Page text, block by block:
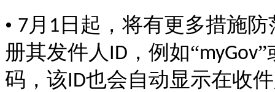
• 7月 1 日起，将有更多措施
册其发件人 ID ，例如“myGov”
码，该ID也会自动显示在收